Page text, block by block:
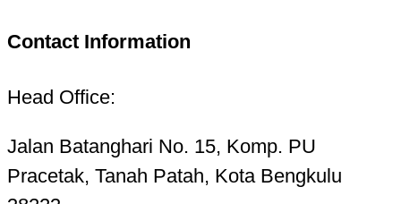
Contact Information
Head Office:
Jalan Batanghari No. 15, Komp. PU
Pracetak, Tanah Patah, Kota Bengkulu